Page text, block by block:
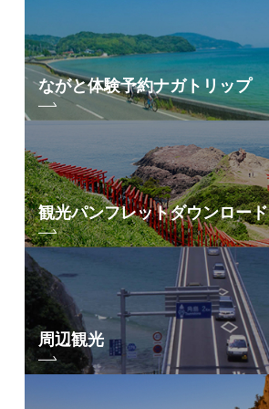
ながと体験予約ナガトリップ
観光パンフレットダウンロード
周辺観光